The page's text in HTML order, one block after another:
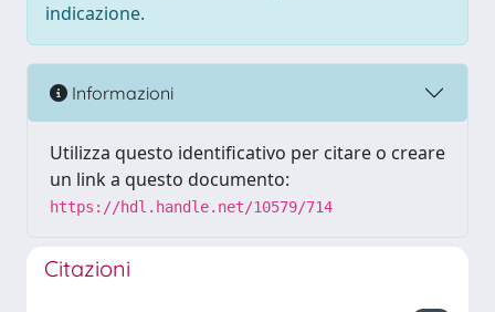
indicazione.
Informazioni
Utilizza questo identificativo per citare o creare
un link a questo documento:
https://hdl.handle.net/10579/714
Citazioni